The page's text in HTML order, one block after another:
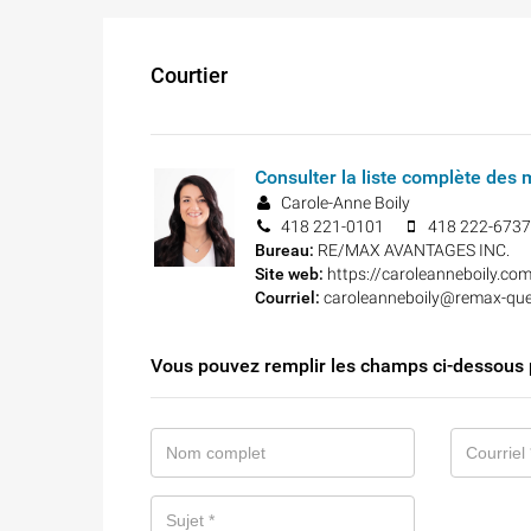
Courtier
Consulter la liste complète des
Carole-Anne Boily
418 221-0101
418 222-6737
Bureau: RE/MAX AVANTAGES INC.
Site web: https://
Courriel: caroleanneboily@remax-
Vous pouvez remplir les champs ci-